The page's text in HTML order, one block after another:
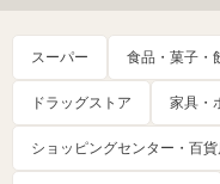
スーパー 食品・菓子・
ドラッグストア 家具・
ショッピングセンター・百